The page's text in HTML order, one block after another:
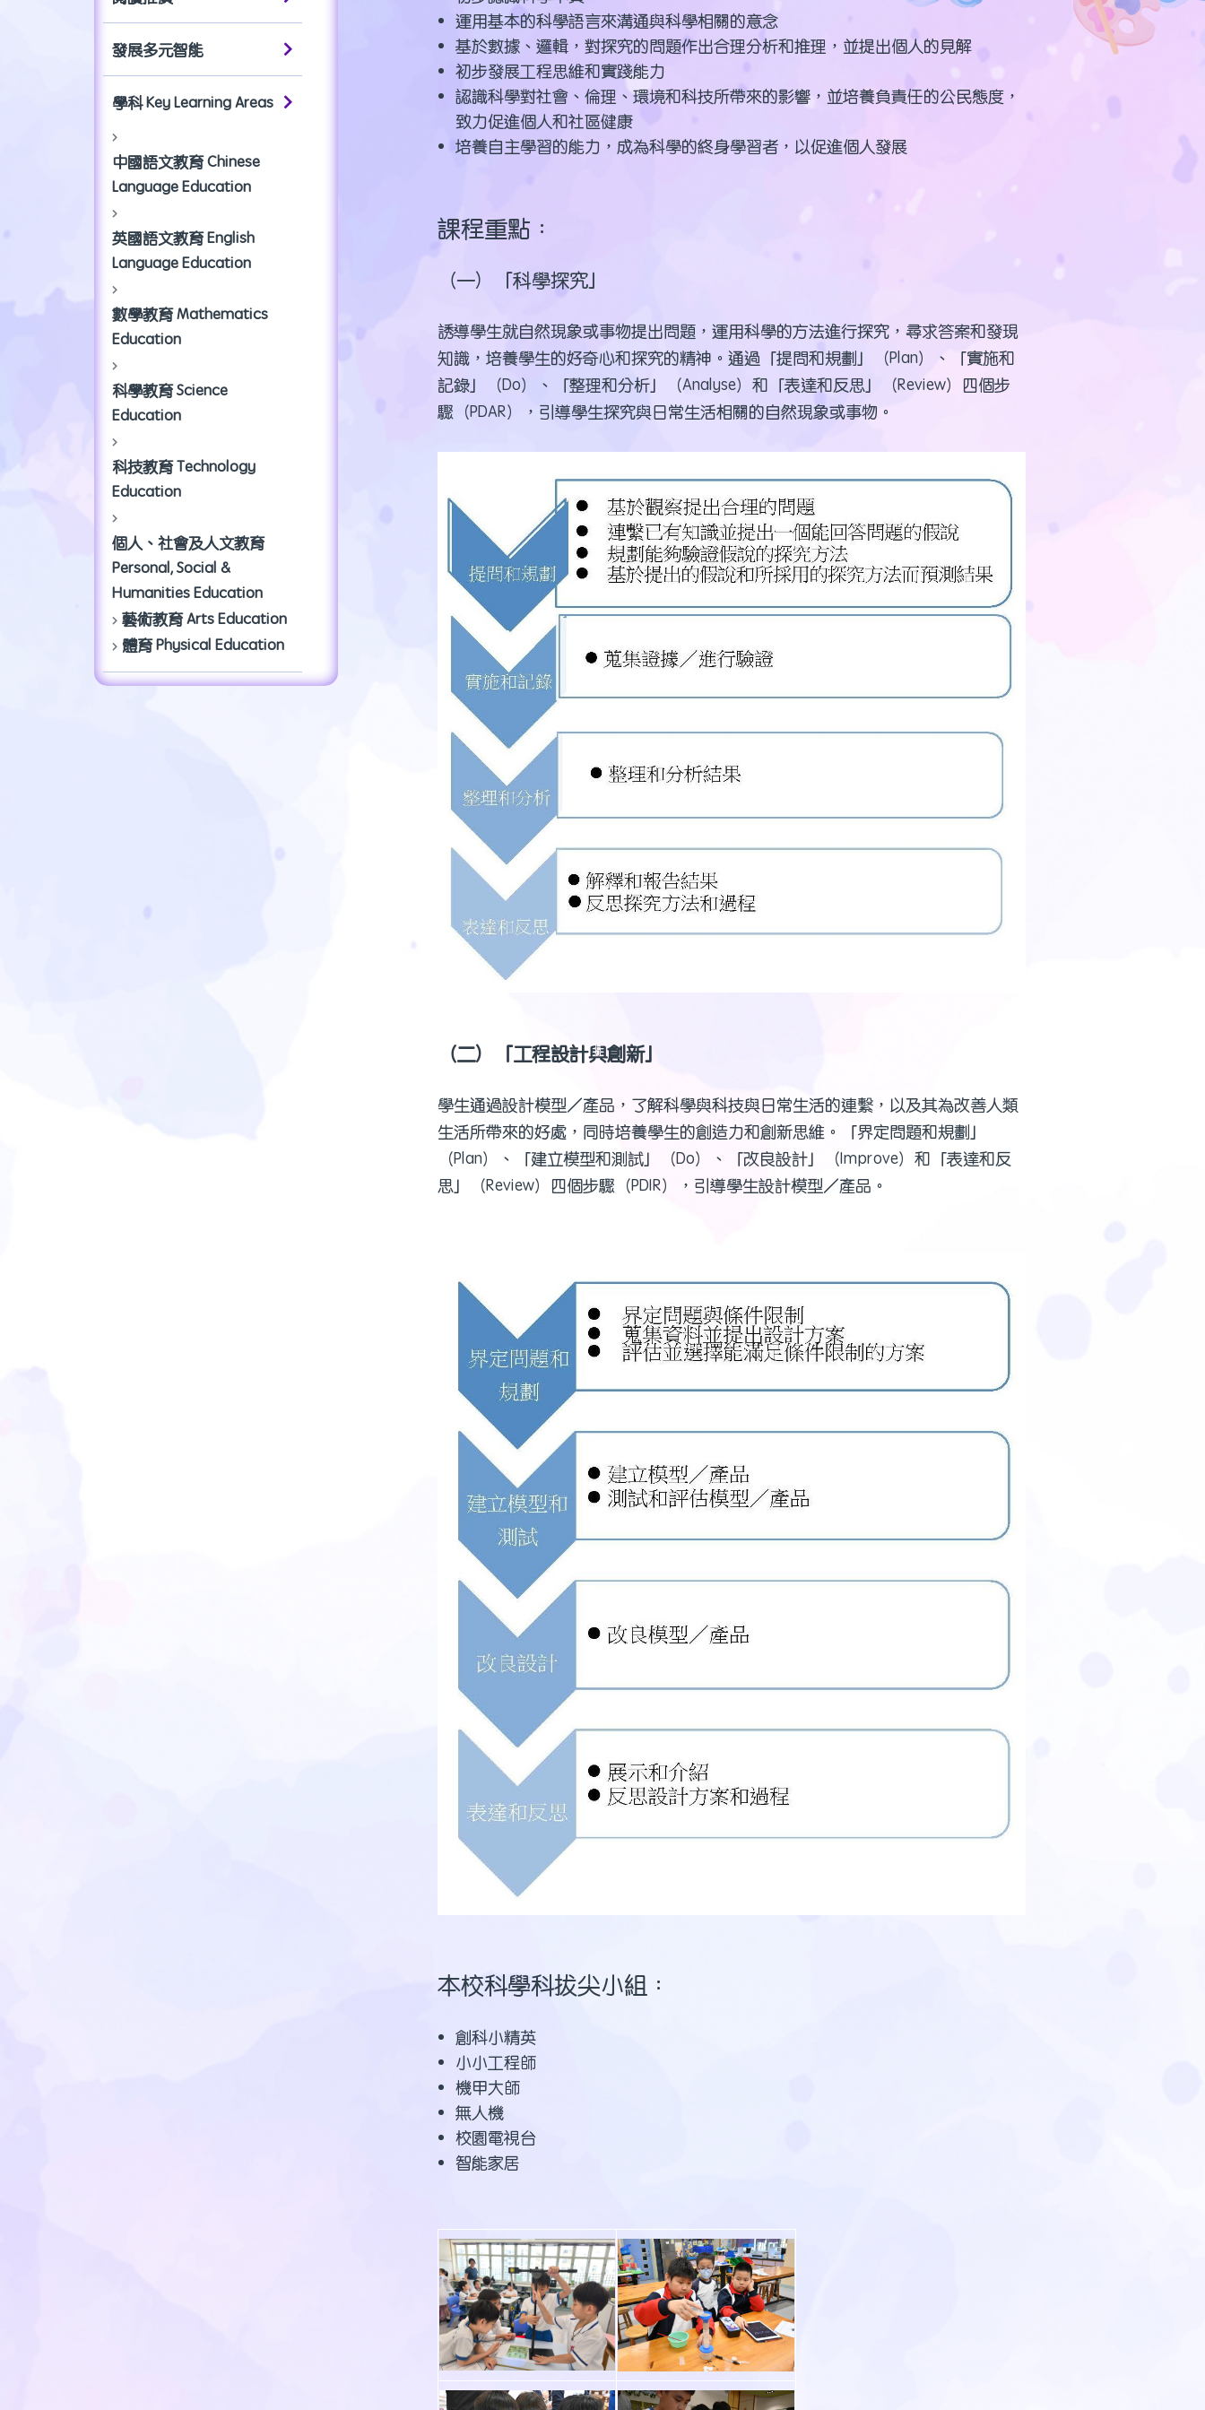
發展多元智能
學科 Key Learning Areas
中國語文教育 Chinese
Language Education
英國語文教育 English
Language Education
數學教育 Mathematics
Education
科學教育 Science
Education
科技教育 Technology
Education
個人、社會及人文教育
Personal, Social &
Humanities Education
藝術教育 Arts Education
體育 Physical Education
運用基本的科學語言來溝通與科學相關的意念
基於數據、邏輯，對探究的問題作出合理分析和推理，並提出個人的見解
初步發展工程思維和實踐能力
認識科學對社會、倫理、環境和科技所帶來的影響，並培養負責任的公民態度，
致力促進個人和社區健康
培養自主學習的能力，成為科學的終身學習者，以促進個人發展
課程重點：
（一）「科學探究」
誘導學生就自然現象或事物提出問題，運用科學的方法進行探究，尋求答案和發現
知識，培養學生的好奇心和探究的精神。通過「提問和規劃」（Plan）、「實施和
記錄」（Do）、「整理和分析」（Analyse）和「表達和反思」（Review）四個步
驟（PDAR），引導學生探究與日常生活相關的自然現象或事物。
（二）「工程設計與創新」
學生通過設計模型／產品，了解科學與科技與日常生活的連繫，以及其為改善人類
生活所帶來的好處，同時培養學生的創造力和創新思維。「界定問題和規劃」
（Plan）、「建立模型和測試」（Do）、「改良設計」（Improve）和「表達和反
思」（Review）四個步驟（PDIR），引導學生設計模型／產品。
本校科學科拔尖小組：
創科小精英
小小工程師
機甲大師
無人機
校園電視台
智能家居